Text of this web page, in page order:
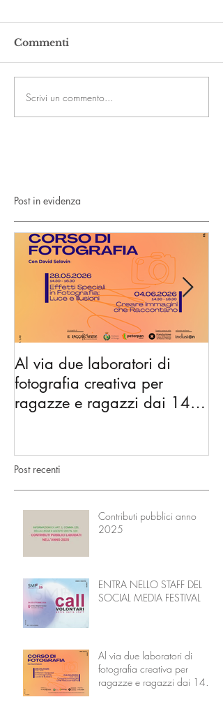
Commenti
Scrivi un commento...
Post in evidenza
Al via due laboratori di
fotografia creativa per
ragazze e ragazzi dai 14 ai
Post recenti
Contributi pubblici anno
2025
ENTRA NELLO STAFF DEL
SOCIAL MEDIA FESTIVAL
Al via due laboratori di
fotografia creativa per
ragazze e ragazzi dai 14 ai